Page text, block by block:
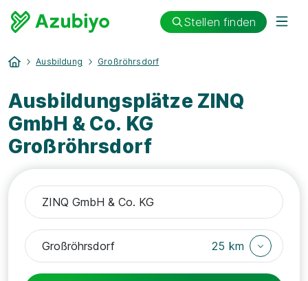
Stellen finden
Ausbildung Großröhrsdorf
Ausbildungsplätze ZINQ
GmbH & Co. KG
Großröhrsdorf
25 km